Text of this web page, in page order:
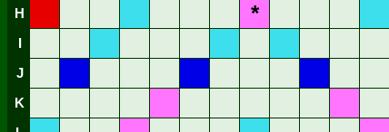
H *
J
K